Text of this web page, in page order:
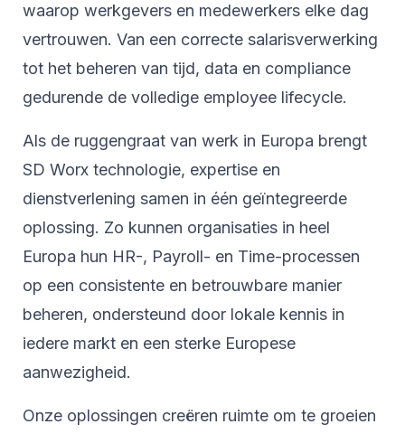
waarop werkgevers en medewerkers elke dag
vertrouwen. Van een correcte salarisverwerking
tot het beheren van tijd, data en compliance
gedurende de volledige employee lifecycle.
Als de ruggengraat van werk in Europa brengt
SD Worx technologie, expertise en
dienstverlening samen in één geïntegreerde
oplossing. Zo kunnen organisaties in heel
Europa hun HR-, Payroll- en Time-processen
op een consistente en betrouwbare manier
beheren, ondersteund door lokale kennis in
iedere markt en een sterke Europese
aanwezigheid.
Onze oplossingen creëren ruimte om te groeien